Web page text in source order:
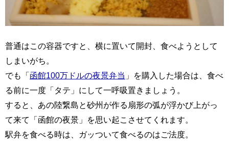
普通はこの容器ですと、横に置いて開封、食べようとして
しまいがち。
でも「 函館100万ドルの夜景弁当 」を購入した場合は、食べ
る前に一度「タテ」にして一呼吸置きましょう。
すると、あの陸繋島と砂州が作る扇形の弧が浮かび上がっ
て来て「函館の夜景」を思い起こさせてくれます。
駅弁を食べる時は、ガッついて食べるのはご法度。